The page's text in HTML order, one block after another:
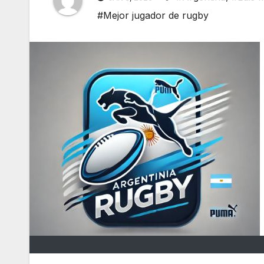
#Mejor jugador de rugby